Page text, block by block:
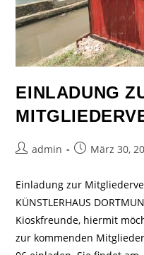
EINLADUNG
admin März 30,
Einladung zur
KÜNSTLERHAUS
Kioskfreunde, hiermit
zur kommenden